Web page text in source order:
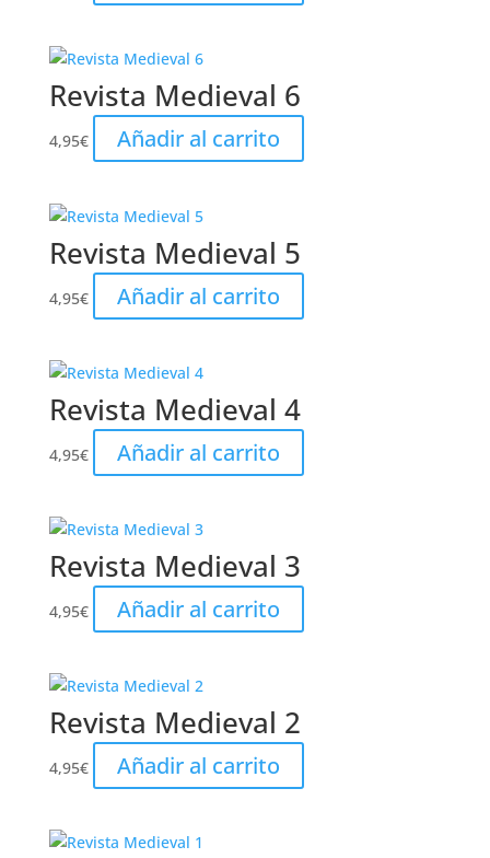
Revista Medieval 6
4,95€ Añadir al carrito
Revista Medieval 5
4,95€ Añadir al carrito
Revista Medieval 4
4,95€ Añadir al carrito
Revista Medieval 3
4,95€ Añadir al carrito
Revista Medieval 2
4,95€ Añadir al carrito